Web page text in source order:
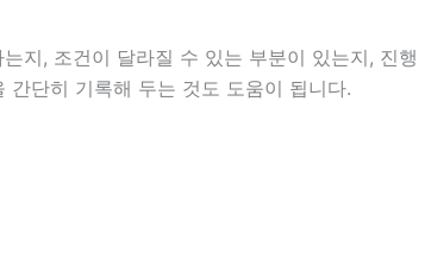
지, 조건이 달라질 수 있는 부분이 있는지, 진행
단히 기록해 두는 것도 도움이 됩니다.